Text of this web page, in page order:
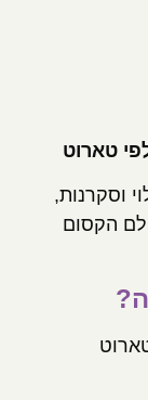
טארוט
וסקרנות,
הקסום
?